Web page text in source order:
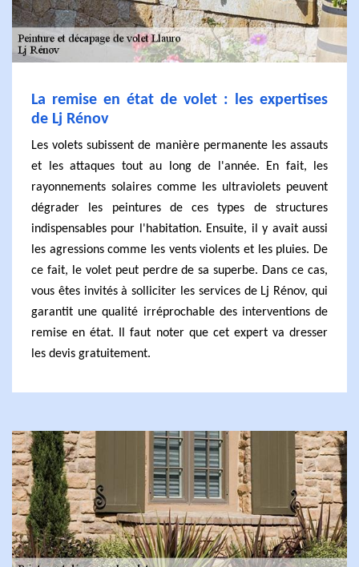
La remise en état de volet : les expertises
de Lj Rénov
Les volets subissent de manière permanente les assauts
et les attaques tout au long de l'année. En fait, les
rayonnements solaires comme les ultraviolets peuvent
dégrader les peintures de ces types de structures
indispensables pour l'habitation. Ensuite, il y avait aussi
les agressions comme les vents violents et les pluies. De
ce fait, le volet peut perdre de sa superbe. Dans ce cas,
vous êtes invités à solliciter les services de Lj Rénov, qui
garantit une qualité irréprochable des interventions de
remise en état. Il faut noter que cet expert va dresser
les devis gratuitement.